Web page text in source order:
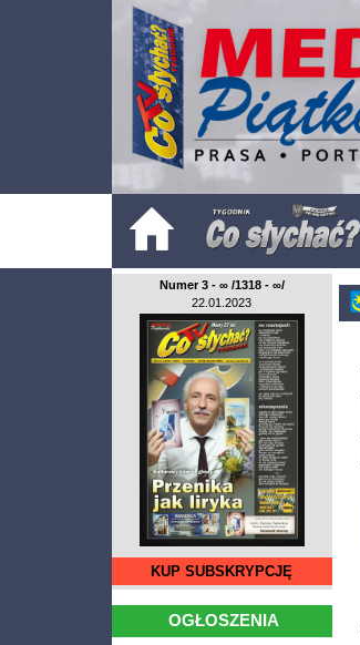
Numer 3 - ∞ /1318 - ∞/
22.01.2023
KUP SUBSKRYPCJĘ
OGŁOSZENIA